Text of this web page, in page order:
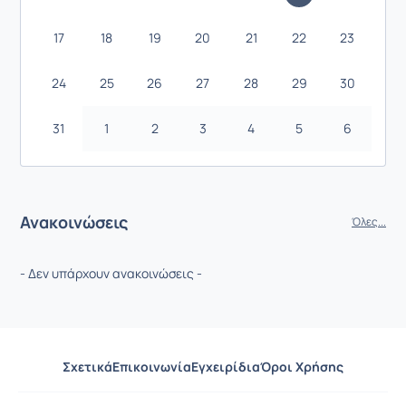
17 18 19 20 21 22 23
24 25 26 27 28 29 30
31 1 2 3 4 5 6
Ανακοινώσεις Όλες...
- Δεν υπάρχουν ανακοινώσεις -
ΣχετικάΕπικοινωνίαΕγχειρίδιαΌροι Χρήσης